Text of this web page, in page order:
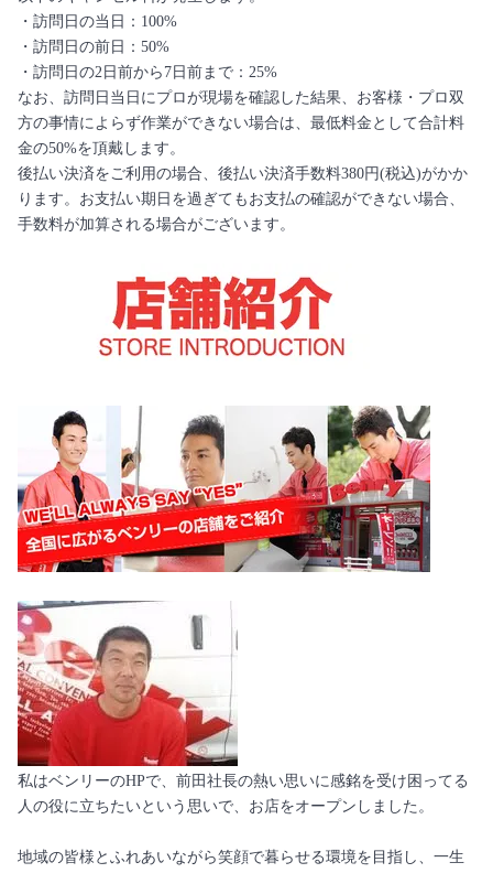
・訪問日の当日：100%
・訪問日の前日：50%
・訪問日の2日前から7日前まで：25%
なお、訪問日当日にプロが現場を確認した結果、お客様・プロ双
方の事情によらず作業ができない場合は、最低料金として合計料
金の50%を頂戴します。
後払い決済をご利用の場合、後払い決済手数料380円(税込)がかか
ります。お支払い期日を過ぎてもお支払の確認ができない場合、
手数料が加算される場合がございます。
私はベンリーのHPで、前田社長の熱い思いに感銘を受け困ってる
人の役に立ちたいという思いで、お店をオープンしました。
地域の皆様とふれあいながら笑顔で暮らせる環境を目指し、一生